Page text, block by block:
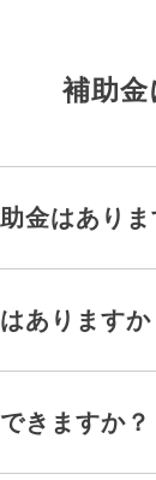
補助
金はありま
ありますか
きますか？